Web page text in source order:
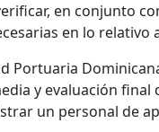
en conjunto
en lo relativo
Portuaria
y evaluación
un personal de